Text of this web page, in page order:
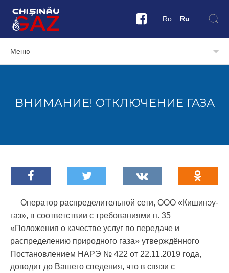
Ro Ru
Меню
ВНИМАНИЕ! ОТКЛЮЧЕНИЕ ГАЗА
Оператор распределительной сети, ООО «Кишинэу-
газ», в соответствии с требованиями п. 35
«Положения о качестве услуг по передаче и
распределению природного газа» утверждённого
Постановлением НАРЭ № 422 от 22.11.2019 года,
доводит до Вашего сведения, что в связи с